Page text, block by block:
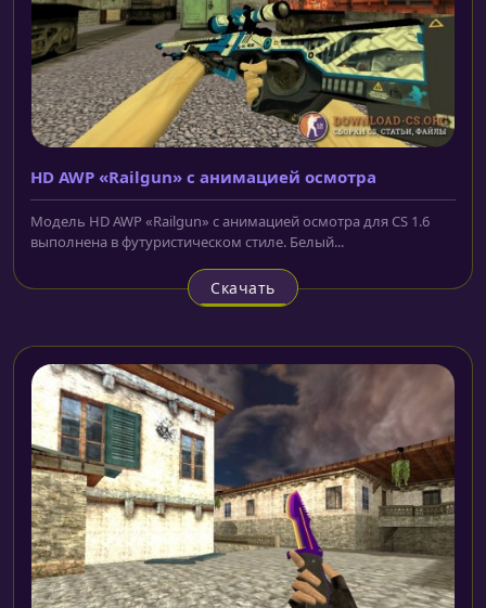
HD AWP «Railgun» с анимацией осмотра
Модель HD AWP «Railgun» с анимацией осмотра для CS 1.6
выполнена в футуристическом стиле. Белый...
Скачать